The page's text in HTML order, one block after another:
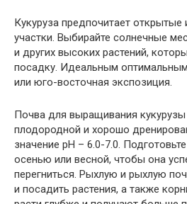
Кукуруза предпочитает
участки. Выбирайте солнечные
и других высоких растений,
посадку. Идеальным
или юго-восточная экспозиция.
Почва для выращивания
плодородной и хорошо
значение рН – 6.0-7.0.
осенью или весной, чтобы она
перегниться. Рыхлую и рыхлую
и посадить растения, а также